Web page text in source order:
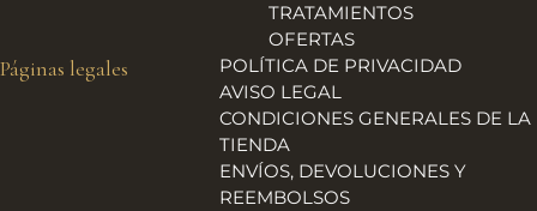
TRATAMIENTOS
OFERTAS
Páginas legales
POLÍTICA DE PRIVACIDAD
AVISO LEGAL
CONDICIONES GENERALES DE LA
TIENDA
ENVÍOS, DEVOLUCIONES Y
REEMBOLSOS